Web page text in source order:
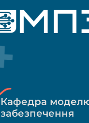
Кафедра
забезпечення